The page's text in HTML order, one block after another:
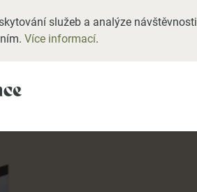
služeb a analýze
Více informací.